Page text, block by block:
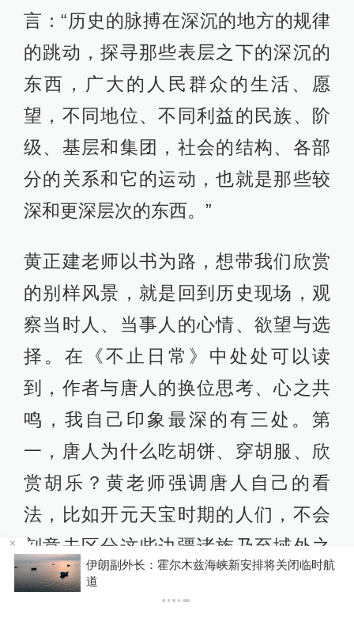
言：“历史的脉搏在深沉的地方的规律
的跳动，探寻那些表层之下的深沉的
东西，广大的人民群众的生活、愿
望，不同地位、不同利益的民族、阶
级、基层和集团，社会的结构、各部
分的关系和它的运动，也就是那些较
深和更深层次的东西。”
黄正建老师以书为路，想带我们欣赏
的别样风景，就是回到历史现场，观
察当时人、当事人的心情、欲望与选
择。在《不止日常》中处处可以读
到，作者与唐人的换位思考、心之共
鸣，我自己印象最深的有三处。第
一，唐人为什么吃胡饼、穿胡服、欣
赏胡乐？黄老师强调唐人自己的看
法，比如开元天宝时期的人们，不会
刻意去区分这些边疆诸族乃至域外之
物，在各民族交融互鉴的过程中，于
唐代开放包容、和平友爱的怀抱里，
你有权知道更多
时航